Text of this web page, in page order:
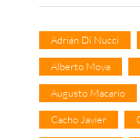
Adrián Di Nucci
Alberto Moya
Augusto Macario
Cacho Javier